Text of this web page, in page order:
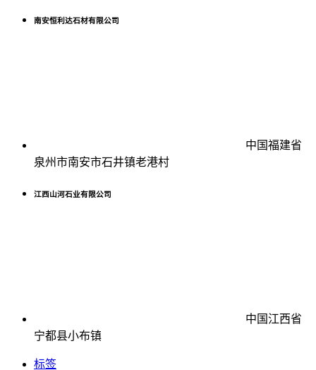
南安恒利达石材有限公司
中国福建省
泉州市南安市石井镇老港村
江西山河石业有限公司
中国江西省
宁都县小布镇
标签